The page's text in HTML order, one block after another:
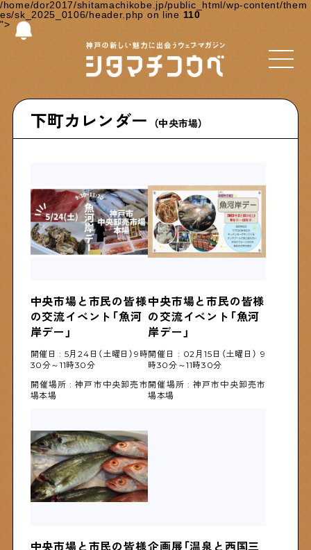
/home/dor2017/shitamachikobe.jp/public_html/wp-content/them
es/sk_2025_0106/header.php on line110
">
Select Language▼
今夜、下町で
下町の飲み歩き日記です
下町くらし不動産
物件情報やリノベーション事例を紹介します
下町に暮らす人たちに日記を書いてもらいました
下町の店≒家
下町ならではの家みたいな店を紹介する記事です
下町の特集記事です
下町カレンダー （中央市場）
中央市場と市民の皆様
の交流イベント「魚河
岸デー」
開催日 : 5月24日（土曜日）9時
30分～11時30分
開催場所 : 神戸市中央卸売市
場本場
中央市場と市民の皆様
の交流イベント「魚河
岸デー」
開催日 : 02月15日（土曜日） 9
時30分～11時30分
開催場所 : 神戸市中央卸売市
場本場
中央市場と市民の皆様企画展「温泉と西国三